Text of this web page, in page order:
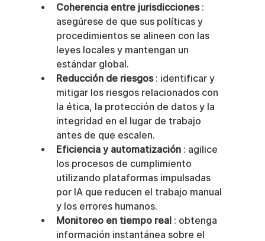
Coherencia entre jurisdicciones :
asegúrese de que sus políticas y
procedimientos se alineen con las
leyes locales y mantengan un
estándar global.
Reducción de riesgos : identificar y
mitigar los riesgos relacionados con
la ética, la protección de datos y la
integridad en el lugar de trabajo
antes de que escalen.
Eficiencia y automatización : agilice
los procesos de cumplimiento
utilizando plataformas impulsadas
por IA que reducen el trabajo manual
y los errores humanos.
Monitoreo en tiempo real : obtenga
información instantánea sobre el